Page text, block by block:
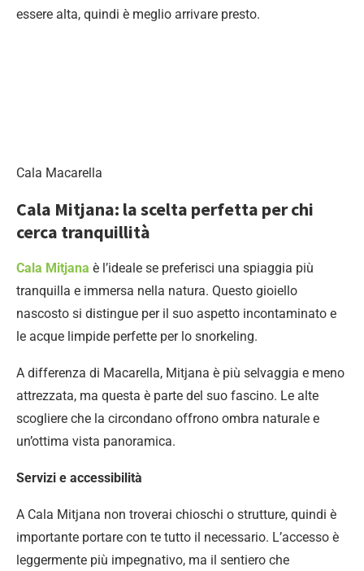
essere alta, quindi è meglio arrivare presto.
Cala Macarella
Cala Mitjana: la scelta perfetta per chi
cerca tranquillità
Cala Mitjana è l’ideale se preferisci una spiaggia più
tranquilla e immersa nella natura. Questo gioiello
nascosto si distingue per il suo aspetto incontaminato e
le acque limpide perfette per lo snorkeling.
A differenza di Macarella, Mitjana è più selvaggia e meno
attrezzata, ma questa è parte del suo fascino. Le alte
scogliere che la circondano offrono ombra naturale e
un’ottima vista panoramica.
Servizi e accessibilità
A Cala Mitjana non troverai chioschi o strutture, quindi è
importante portare con te tutto il necessario. L’accesso è
leggermente più impegnativo, ma il sentiero che